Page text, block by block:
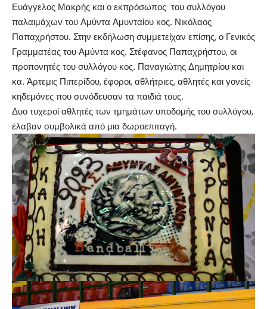
Ευάγγελος Μακρής και ο εκπρόσωπος του συλλόγου
παλαιμάχων του Αμύντα Αμυνταίου κος. Νικόλαος
Παπαχρήστου. Στην εκδήλωση συμμετείχαν επίσης, ο Γενικός
Γραμματέας του Αμύντα κος. Στέφανος Παπαχρήστου, οι
προπονητές του συλλόγου κος. Παναγιώτης Δημητρίου και
κα. Άρτεμις Πιπερίδου, έφοροι, αθλήτριες, αθλητές και γονείς-
κηδεμόνες που συνόδευσαν τα παιδιά τους.
Δυο τυχεροί αθλητές των τμημάτων υποδομής του συλλόγου,
έλαβαν συμβολικά από μια δωροεπιταγή.